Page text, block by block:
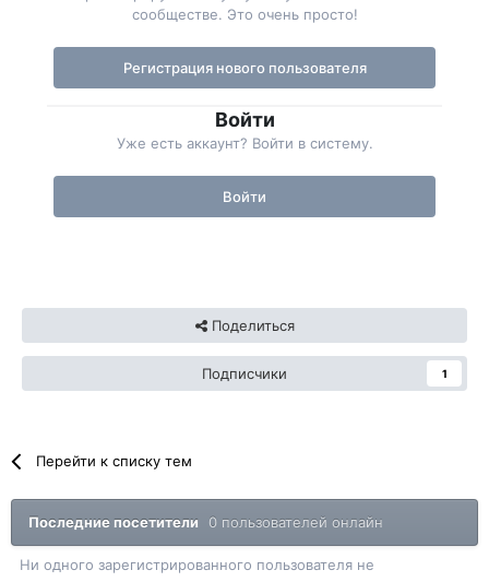
сообществе. Это очень просто!
Регистрация нового пользователя
Войти
Уже есть аккаунт? Войти в систему.
Войти
Поделиться
Подписчики 1
Перейти к списку тем
Последние посетители 0 пользователей онлайн
Ни одного зарегистрированного пользователя не